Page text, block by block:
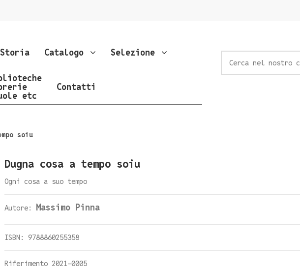
Catalogo Selezione
etc
Contatti
soiu
Dugna cosa a tempo soiu
Ogni cosa a suo tempo
Autore: Massimo Pinna
ISBN: 9788860255358
Riferimento 2021-0005